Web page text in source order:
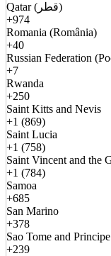
Qatar (قطر)
+974
Romania (România)
+40
Russian Federation
+7
Rwanda
+250
Saint Kitts and Nevis
+1 (869)
Saint Lucia
+1 (758)
Saint Vincent and the
+1 (784)
Samoa
+685
San Marino
+378
Sao Tome and
+239